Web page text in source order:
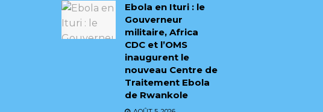
Ebola en Ituri : le
Gouverneur
militaire, Africa
CDC et l’OMS
inaugurent le
nouveau Centre de
Traitement Ebola
de Rwankole